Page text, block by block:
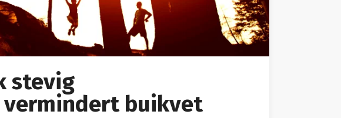
stevig
buikvet